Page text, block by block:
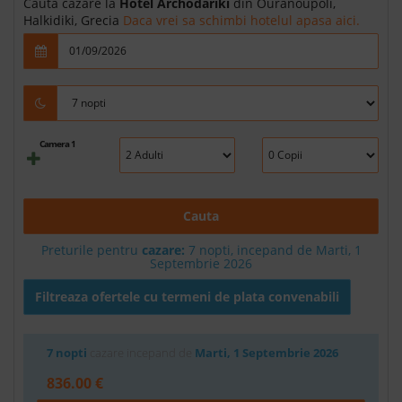
Halkidiki, Grecia Daca vrei sa schimbi hotelul apasa aici.
Camera 1
Cauta
Preturile pentru cazare: 7 nopti, incepand de Marti, 1
Septembrie 2026
Filtreaza ofertele cu termeni de plata convenabili
7 nopti Marti, 1 Septembrie 2026
836.00 €